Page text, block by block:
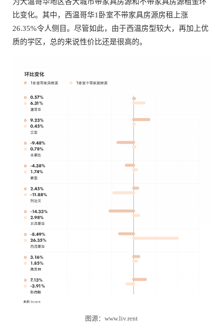
比变化。其中，西温哥华1卧室不带家具房源房租上涨
26.35%令人侧目。尽管如此，由于西温房型较大，再加上优
质的学区，总的来说性价比还是很高的。
图源：www.liv.rent